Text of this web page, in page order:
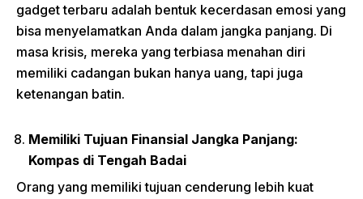
gadget terbaru adalah bentuk kecerdasan emosi yang
bisa menyelamatkan Anda dalam jangka panjang. Di
masa krisis, mereka yang terbiasa menahan diri
memiliki cadangan bukan hanya uang, tapi juga
ketenangan batin.
Memiliki Tujuan Finansial Jangka Panjang:
Kompas di Tengah Badai
Orang yang memiliki tujuan cenderung lebih kuat